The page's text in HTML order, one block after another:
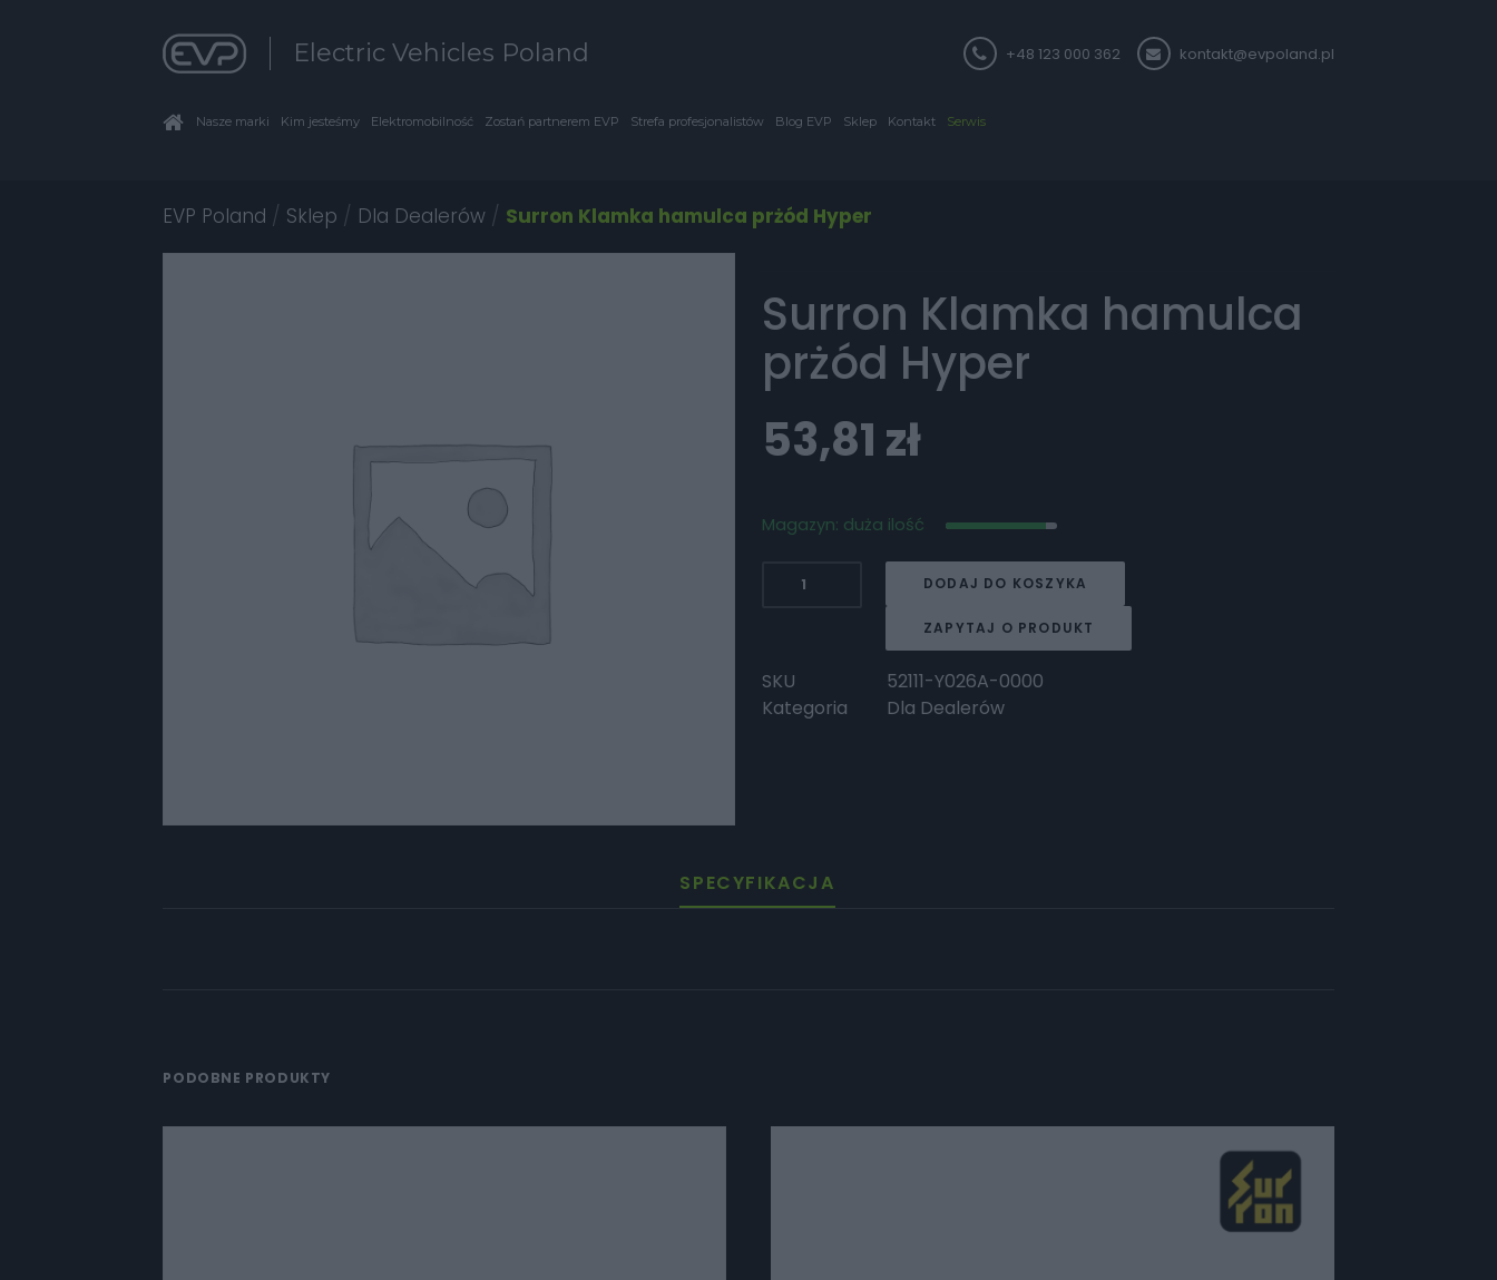
Electric Vehicles Poland +48 123 000 362 kontakt@evpoland.pl
Nasze marki Kim jesteśmy Elektromobilność Zostań partnerem EVP Strefa profesjonalistów Blog EVP Sklep Kontakt Serwis
EVP Poland / Sklep / Dla Dealerów / Surron Klamka hamulca prżód Hyper
Surron Klamka hamulca
prżód Hyper
53,81 zł
Magazyn: duża ilość
prżód
Hyper
DODAJ DO KOSZYKA
ZAPYTAJ O PRODUKT
SKU
52111-Y026A-0000
Kategoria
Dla Dealerów
SPECYFIKACJA
PODOBNE PRODUKTY